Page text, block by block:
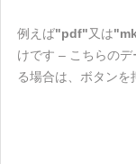
例えば"pdf"又は
けです – こちらの
る場合は、ボタンを